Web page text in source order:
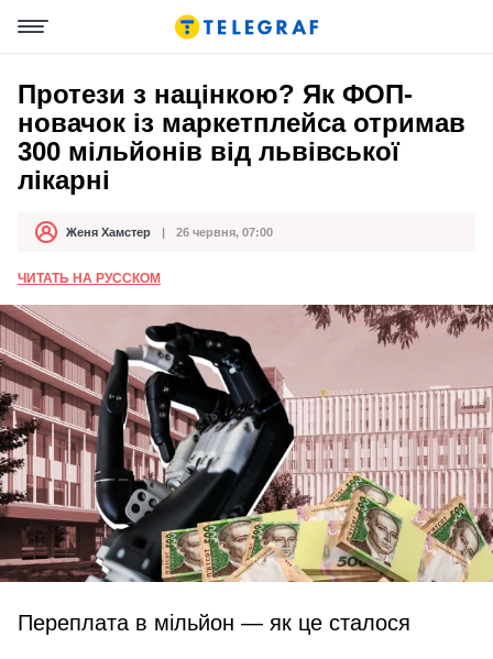
Протези з націнкою? Як ФОП-
новачок із маркетплейса отримав
300 мільйонів від львівської
лікарні
АвторЖеня Хамстер
Дата публікації 26 червня, 07:00
ЧИТАТЬ НА РУССКОМ
Переплата в мільйон — як це сталося